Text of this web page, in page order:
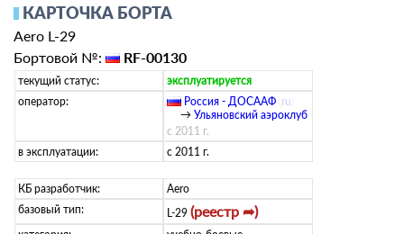
ВОЙТИ
ЗАРЕГИСТРИРОВАТЬСЯ
Поиск фотографий
Кратко
КАРТОЧКА БОРТА
Aero L-29
Бортовой №:
RF-00130
текущий статус:
эксплуатируется
оператор:
Россия - ДОСААФ ru
→ Ульяновский аэроклуб
с 2011 г.
в эксплуатации:
с 2011 г.
КБ разработчик:
Aero
базовый тип:
L-29 (реестр ➦)